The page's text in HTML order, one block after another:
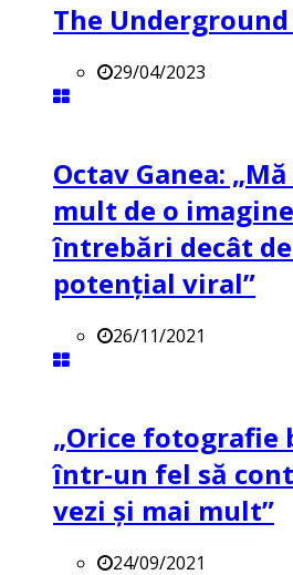
The
29/04/2023
Octav Ganea:
mult de o
întrebări decât
potenţial viral”
26/11/2021
„Orice fotografie
într-un fel să
vezi și mai mult”
24/09/2021